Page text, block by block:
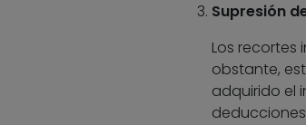
Supresión
Los recortes
obstante,
adquirido el